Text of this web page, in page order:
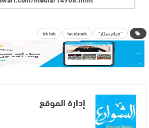
"هيام ستار" facebook
tik tok
إدارة الموقع